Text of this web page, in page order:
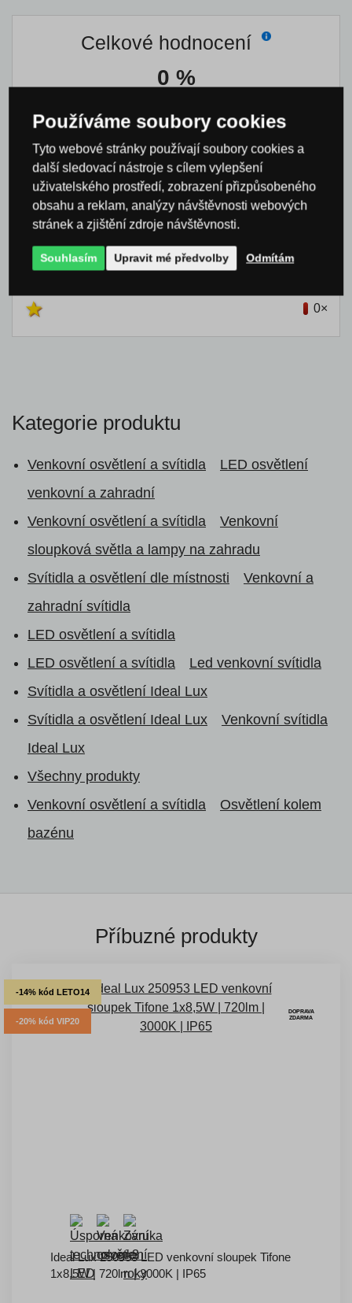
Celkové hodnocení
0 %
Nikdo zatím produkt nehodnotil
0×
Kategorie produktu
Venkovní osvětlení a svítidla
LED osvětlení
venkovní a zahradní
Venkovní osvětlení a svítidla
Venkovní
sloupková světla a lampy na zahradu
Svítidla a osvětlení dle místnosti
Venkovní a
zahradní svítidla
LED osvětlení a svítidla
LED osvětlení a svítidla
Led venkovní svítidla
Svítidla a osvětlení Ideal Lux
Svítidla a osvětlení Ideal Lux
Venkovní svítidla
Ideal Lux
Všechny produkty
Venkovní osvětlení a svítidla
Osvětlení kolem
bazénu
Příbuzné produkty
-14% kód LETO14
-20% kód VIP20
DOPRAVA
ZDARMA
Ideal Lux 250953 LED venkovní sloupek Tifone
1x8,5W | 720lm | 3000K | IP65
Používáme soubory cookies
Tyto webové stránky používají soubory cookies a
další sledovací nástroje s cílem vylepšení
uživatelského prostředí, zobrazení přizpůsobeného
obsahu a reklam, analýzy návštěvnosti webových
stránek a zjištění zdroje návštěvnosti.
Souhlasím Upravit mé předvolby Odmítám